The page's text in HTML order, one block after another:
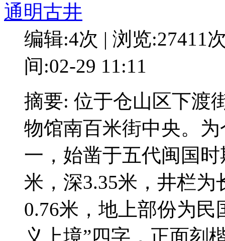
通明古井
编辑:4次 | 浏览:27411
间:02-29 11:11
摘要: 位于仓山区下渡
物馆南百米街中央。
一，始凿于五代闽国
米，深3.35米，井栏
0.76米，地上部份为
义上境”四字，正面刻